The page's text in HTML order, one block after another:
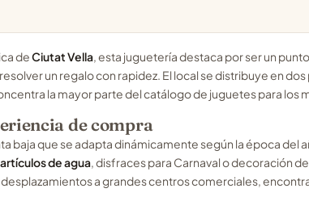
deCiutat Vella, esta juguetería destaca por ser un
un regalo con rapidez. El local se distribuye en
la mayor parte del catálogo de juguetes para los
de compra
baja que se adapta dinámicamente según la época
artículos de agua, disfraces para Carnaval o decoración
a grandes centros comerciales,